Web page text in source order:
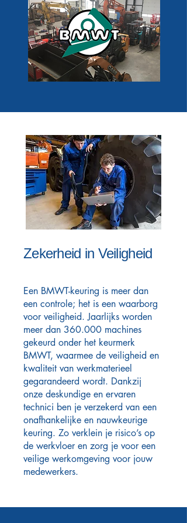
Zekerheid in Veiligheid
​Een BMWT-keuring is meer dan
een controle; het is een waarborg
voor veiligheid. Jaarlijks worden
meer dan 360.000 machines
gekeurd onder het keurmerk
BMWT, waarmee de veiligheid en
kwaliteit van werkmaterieel
gegarandeerd wordt. Dankzij
onze deskundige en ervaren
technici ben je verzekerd van een
onafhankelijke en nauwkeurige
keuring. Zo verklein je risico’s op
de werkvloer en zorg je voor een
veilige werkomgeving voor jouw
medewerkers.